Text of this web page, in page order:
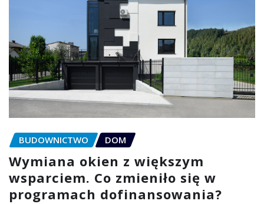
BUDOWNICTWO DOM
Wymiana okien z większym
wsparciem. Co zmieniło się w
programach dofinansowania?